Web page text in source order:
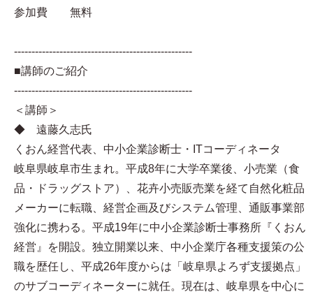
参加費 無料
---------------------------------------------------
■講師のご紹介
---------------------------------------------------
＜講師＞
◆ 遠藤久志氏
くおん経営代表、中小企業診断士・ITコーディネータ
岐阜県岐阜市生まれ。平成8年に大学卒業後、小売業（食
品・ドラッグストア）、花卉小売販売業を経て自然化粧品
メーカーに転職、経営企画及びシステム管理、通販事業部
強化に携わる。平成19年に中小企業診断士事務所『くおん
経営』を開設。独立開業以来、中小企業庁各種支援策の公
職を歴任し、平成26年度からは「岐阜県よろず支援拠点」
のサブコーディネーターに就任。現在は、岐阜県を中心に